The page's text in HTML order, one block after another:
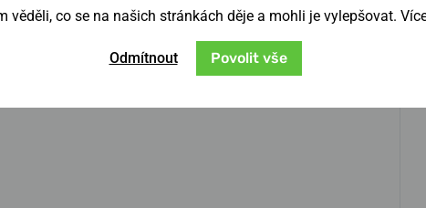
věděli, co se na našich stránkách děje a mohli je vylepšovat.
Odmítnout Povolit vše